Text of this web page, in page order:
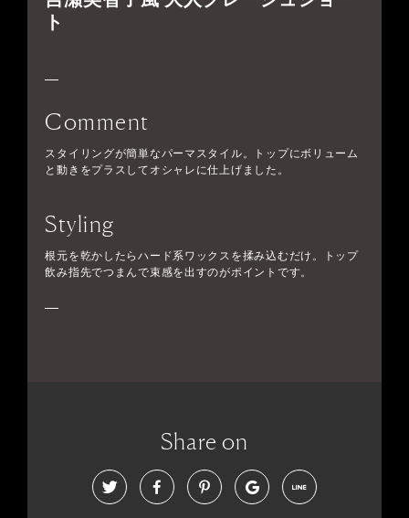
ト
Comment
スタイリングが簡単なパーマスタイル。トップにボリューム
と動きをプラスしてオシャレに仕上げました。
Styling
根元を乾かしたらハード系ワックスを揉み込むだけ。トップ
飲み指先でつまんで束感を出すのがポイントです。
Share on